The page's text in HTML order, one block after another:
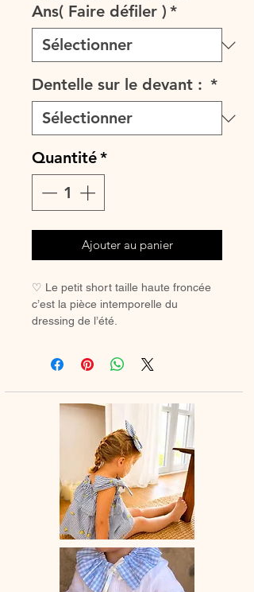
Ans( Faire défiler ) *
Dentelle sur le devant : *
Quantité*
Ajouter au panier
♡ Le petit short taille haute froncée
c’est la pièce intemporelle du
dressing de l’été.
manches courtes ou à bretelles.
Le short taille légèrement grand, si
vous hésitez entre deux tailles
prendre celle du dessous.
♡ Le délai de fabrication est de 15 à
28 jours ouvrés selon les commandes
en cours.
♡ Lavage à la main ou en machine
30° max, couleurs similaires, cycle
délicat. Ne pas utilser de sèche-linge.